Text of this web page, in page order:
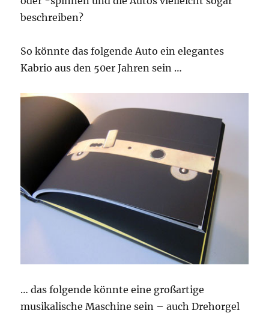
beschreiben?
So könnte das folgende Auto ein elegantes
Kabrio aus den 50er Jahren sein …
… das folgende könnte eine großartige
musikalische Maschine sein – auch Drehorgel